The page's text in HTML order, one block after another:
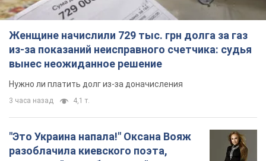
"Это Украина напала!" Оксана Вояж
разоблачила киевского поэта,
которого "зазомбировали": он даже
русского не знал, а теперь хочет
Как отметила артистка, писатель был
ему "промыли мозги"
2 часа назад 2,0 т.
"Был обессилен": в Украине спасли
раненого грифа, выбравшего для